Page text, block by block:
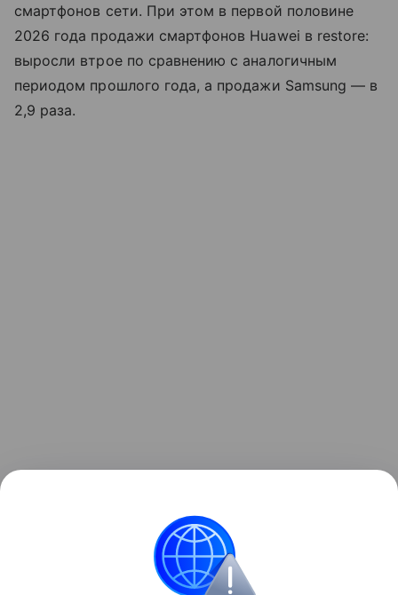
смартфонов сети. При этом в первой половине
2026 года продажи смартфонов Huawei в restore:
выросли втрое по сравнению с аналогичным
периодом прошлого года, а продажи Samsung — в
2,9 раза.
увеличенные дисплеи.
Apple